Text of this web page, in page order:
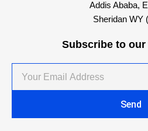
Addis Ababa,
Sheridan WY
Subscribe to
Send